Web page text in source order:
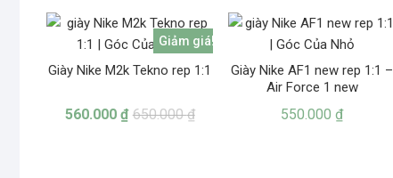
Giảm giá!
Giày Nike M2k Tekno rep 1:1
650.000₫
560.000 ₫
Giày Nike AF1 new rep 1:1 –
Air Force 1 new
550.000₫